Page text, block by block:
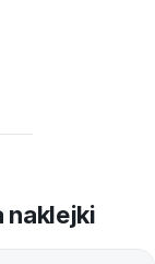
naklejki